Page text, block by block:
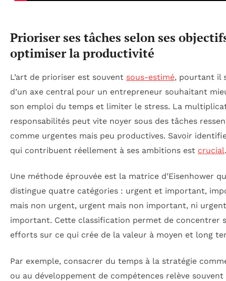
Prioriser ses tâches selon ses
optimiser la productivité
L’art de prioriser est souvent sous-estimé, pourtant il
d’un axe central pour un entrepreneur souhaitant
son emploi du temps et limiter le stress. La
responsabilités peut vite noyer sous des tâches
comme urgentes mais peu productives. Savoir
qui contribuent réellement à ses ambitions est crucial.
Une méthode éprouvée est la matrice d’Eisenhower
distingue quatre catégories : urgent et important,
mais non urgent, urgent mais non important, ni
important. Cette classification permet de concentrer
efforts sur ce qui crée de la valeur à moyen et long
Par exemple, consacrer du temps à la stratégie
ou au développement de compétences relève souvent